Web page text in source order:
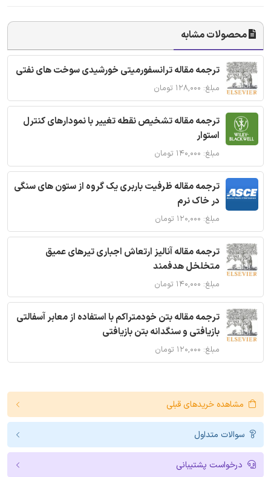
محصولات مشابه
ترجمه مقاله ترانسفورمیتی خورشیدی سوخت های نفتی
مبلغ: ۱۲۸,۰۰۰ تومان
ترجمه مقاله تشخیص نقطه تغییر با نمودارهای کنترل
استوار
مبلغ: ۱۴۰,۰۰۰ تومان
ترجمه مقاله ظرفیت باربری یک گروه از ستون های سنگی
در خاک نرم
مبلغ: ۱۲۰,۰۰۰ تومان
ترجمه مقاله آنالیز ارتعاش اجباری تیرهای عمیق
متخلخل هدفمند
مبلغ: ۱۴۰,۰۰۰ تومان
ترجمه مقاله بتن خودمتراکم با استفاده از معابر آسفالتی
بازیافتی و سنگدانه بتن بازیافتی
مبلغ: ۱۲۰,۰۰۰ تومان
مشاهده خریدهای قبلی
سوالات متداول
درخواست پشتیبانی